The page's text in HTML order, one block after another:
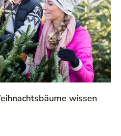
wissen